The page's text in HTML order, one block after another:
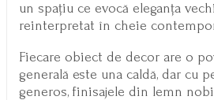
un spațiu ce evocă eleganța
reinterpretat în cheie
Fiecare obiect de decor are o
generală este una caldă, dar cu
generos, finisajele din lemn